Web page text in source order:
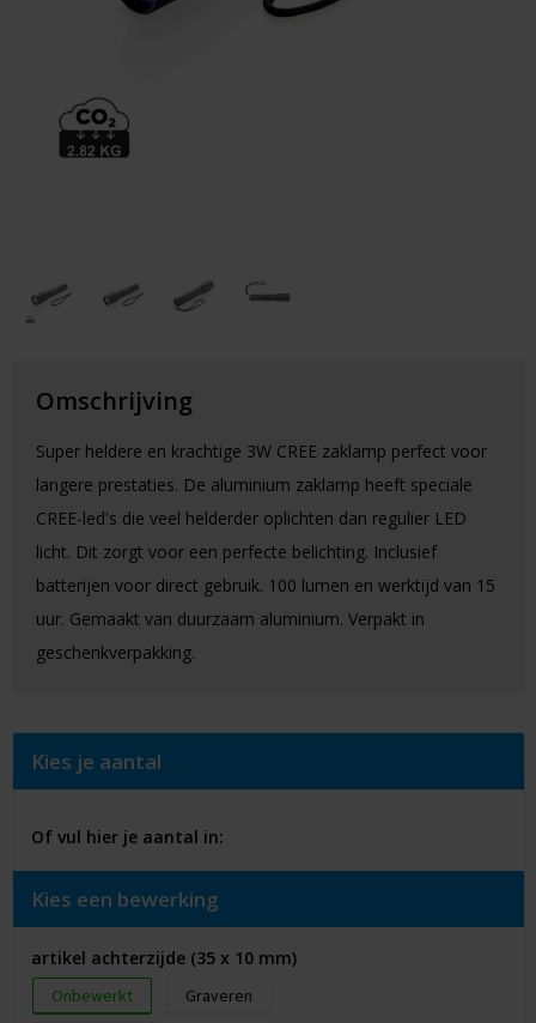
Paraplu's
Omschrijving
Super heldere en krachtige 3W CREE zaklamp perfect voor
langere prestaties. De aluminium zaklamp heeft speciale
CREE-led's die veel helderder oplichten dan regulier LED
licht. Dit zorgt voor een perfecte belichting. Inclusief
batterijen voor direct gebruik. 100 lumen en werktijd van 15
uur. Gemaakt van duurzaam aluminium. Verpakt in
geschenkverpakking.
Kies je aantal
Of vul hier je aantal in:
Kies een bewerking
artikel achterzijde (35 x 10 mm)
Onbewerkt Graveren